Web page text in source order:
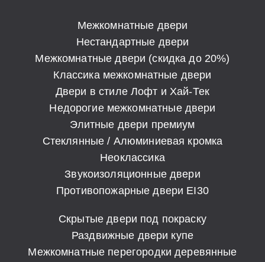
Межкомнатные двери
Нестандартные двери
Межкомнатные двери (скидка до 20%)
Классика межкомнатные двери
Двери в стиле Лофт и Хай-Тек
Недорогие межкомнатные двери
Элитные двери премиум
Стеклянные / Алюминиевая кромка
Неоклассика
Звукоизоляционные двери
Противопожарные двери EI30
Скрытые двери под покраску
Раздвижные двери купе
Межкомнатные перегородки деревянные